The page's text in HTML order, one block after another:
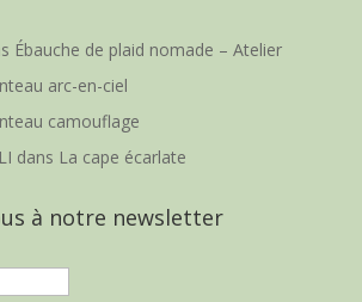
Ébauche de plaid nomade – Atelier
arc-en-ciel
camouflage
dans La cape écarlate
à notre newsletter